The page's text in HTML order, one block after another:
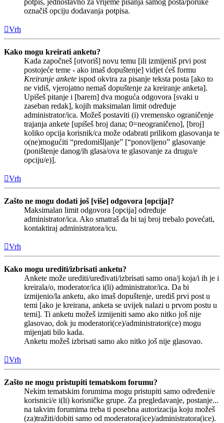
označiš opciju dodavanja potpisa.
Vrh
Kako mogu kreirati anketu?
Kada započneš [otvoriš] novu temu [ili izmijeniš prvi post
postojeće teme - ako imaš dopuštenje] vidjet ćeš formu
Kreiranje ankete ispod okvira za pisanje teksta posta [ako to
ne vidiš, vjerojatno nemaš dopuštenje za kreiranje anketa].
Upišeš pitanje i [barem] dva moguća odgovora [svaki u
zaseban redak], kojih maksimalan limit određuje
administrator/ica. Možeš postaviti (i) vremensko ograničenje
trajanja ankete [upišeš broj dana; 0=neograničeno], [broj]
koliko opcija korisnik/ca može odabrati prilikom glasovanja te
o(ne)mogućiti “predomišljanje” [“ponovljeno” glasovanje
(poništenje danog/ih glasa/ova te glasovanje za drugu/e
opciju/e)].
Vrh
Zašto ne mogu dodati još [više] odgovora [opcija]?
Maksimalan limit odgovora [opcija] određuje
administrator/ica. Ako smatraš da bi taj broj trebalo povećati,
kontaktiraj administratora/icu.
Vrh
Kako mogu urediti/izbrisati anketu?
Ankete može urediti/uređivati/izbrisati samo ona/j koja/i ih je i
kreirala/o, moderator/ica i(li) administrator/ica. Da bi
izmijenio/la anketu, ako imaš dopuštenje, urediš prvi post u
temi [ako je kreirana, anketa se uvijek nalazi u prvom postu u
temi]. Ti anketu možeš izmijeniti samo ako nitko još nije
glasovao, dok ju moderatori(ce)/administratori(ce) mogu
mijenjati bilo kada.
Anketu možeš izbrisati samo ako nitko još nije glasovao.
Vrh
Zašto ne mogu pristupiti tematskom forumu?
Nekim tematskim forumima mogu pristupiti samo određeni/e
korisnici/e i(li) korisničke grupe. Za pregledavanje, postanje...
na takvim forumima treba ti posebna autorizacija koju možeš
(za)tražiti/dobiti samo od moderatora(ice)/administratora(ice).